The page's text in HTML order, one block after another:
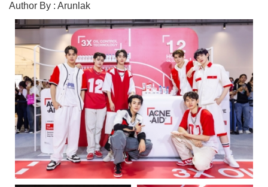
Author By : Arunlak